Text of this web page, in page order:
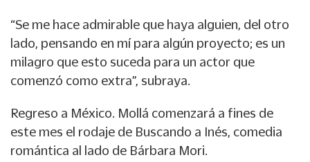
“Se me hace admirable que haya alguien, del otro
lado, pensando en mí para algún proyecto; es un
milagro que esto suceda para un actor que
comenzó como extra”, subraya.
Regreso a México. Mollá comenzará a fines de
este mes el rodaje de Buscando a Inés, comedia
romántica al lado de Bárbara Mori.